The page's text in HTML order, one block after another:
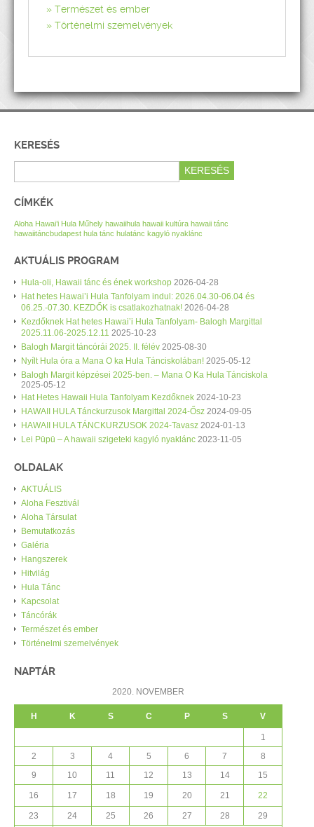
Természet és ember
Történelmi szemelvények
KERESÉS
CÍMKÉK
Aloha Hawai’i Hula Műhely hawaiihula hawaii kultúra hawaii tánc
hawaiitáncbudapest hula tánc hulatánc kagyló nyaklánc
AKTUÁLIS PROGRAM
Hula-oli, Hawaii tánc és ének workshop 2026-04-28
Hat hetes Hawai’i Hula Tanfolyam indul: 2026.04.30-06.04 és
06.25.-07.30. KEZDŐK is csatlakozhatnak! 2026-04-28
Kezdőknek Hat hetes Hawai’i Hula Tanfolyam- Balogh Margittal
2025.11.06-2025.12.11 2025-10-23
Balogh Margit táncórái 2025. II. félév 2025-08-30
Nyílt Hula óra a Mana O ka Hula Tánciskolában! 2025-05-12
Balogh Margit képzései 2025-ben. – Mana O Ka Hula Tánciskola
2025-05-12
Hat Hetes Hawaii Hula Tanfolyam Kezdőknek 2024-10-23
HAWAII HULA Tánckurzusok Margittal 2024-Ősz 2024-09-05
HAWAII HULA TÁNCKURZUSOK 2024-Tavasz 2024-01-13
Lei Pūpū – A hawaii szigeteki kagyló nyaklánc 2023-11-05
OLDALAK
AKTUÁLIS
Aloha Fesztivál
Aloha Társulat
Bemutatkozás
Galéria
Hangszerek
Hitvilág
Hula Tánc
Kapcsolat
Táncórák
Természet és ember
Történelmi szemelvények
NAPTÁR
2020. NOVEMBER
H K S C P S V
1
2
3 4 5 6 7
8
9
10 11 12 13 14 15
16 17 18 19 20 21 22
23 24 25 26 27 28 29